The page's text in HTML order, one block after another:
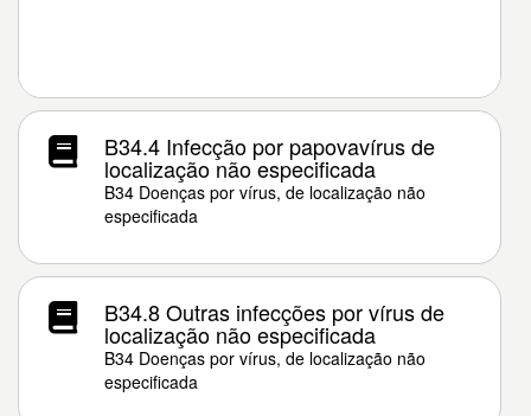
B34.4 Infecção por papovavírus de
localização não especificada
B34 Doenças por vírus, de localização não
especificada
B34.8 Outras infecções por vírus de
localização não especificada
B34 Doenças por vírus, de localização não
especificada